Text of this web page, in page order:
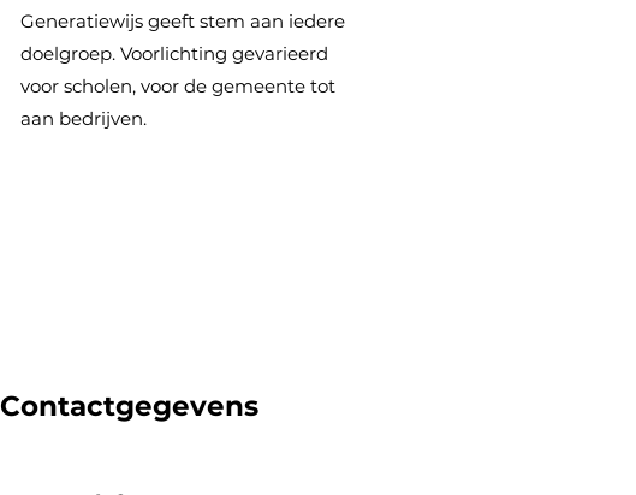
Generatiewijs geeft stem aan iedere
doelgroep. Voorlichting gevarieerd
voor scholen, voor de gemeente tot
aan bedrijven.
Contactgegevens